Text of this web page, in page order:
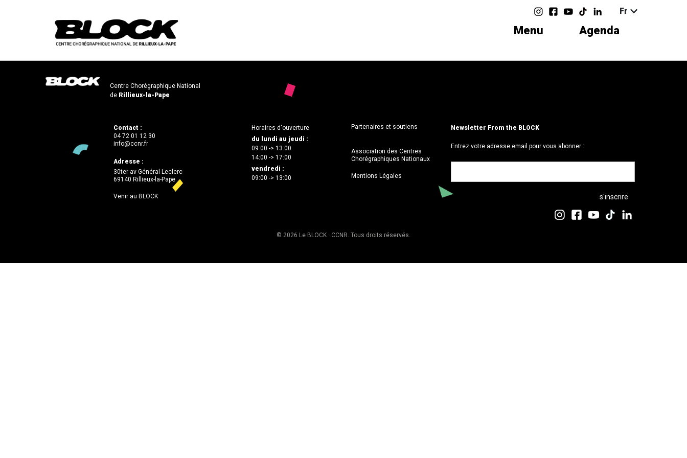
Fr
Menu Agenda
Centre Chorégraphique National
de Rillieux-la-Pape
Contact :
04 72 01 12 30
info@ccnr.fr
Adresse :
30ter av Général Leclerc
69140 Rillieux-la-Pape
Venir au BLOCK
Horaires d'ouverture
du lundi au jeudi :
09:00 -> 13:00
14:00 -> 17:00
vendredi :
09:00 -> 13:00
Partenaires et soutiens
Association des Centres
Chorégraphiques Nationaux
Mentions Légales
Newsletter From the BLOCK
Entrez votre adresse email pour vous abonner :
© 2026 Le BLOCK · CCNR. Tous droits réservés.